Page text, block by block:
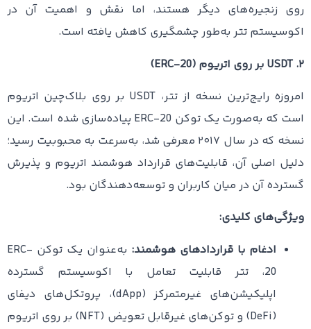
روی زنجیره‌های دیگر هستند، اما نقش و اهمیت آن در
اکوسیستم تتر به‌طور چشمگیری کاهش یافته است.
۲. USDT بر روی اتریوم (ERC-20)
امروزه رایج‌ترین نسخه از تتر، USDT بر روی بلاک‌چین اتریوم
است که به‌صورت یک توکن ERC-20 پیاده‌سازی شده است. این
نسخه که در سال ۲۰۱۷ معرفی شد، به‌سرعت به محبوبیت رسید؛
دلیل اصلی آن، قابلیت‌های قرارداد هوشمند اتریوم و پذیرش
گسترده آن در میان کاربران و توسعه‌دهندگان بود.
ویژگی‌های کلیدی:
ادغام با قراردادهای هوشمند:
به‌عنوان یک توکن ERC-
20، تتر قابلیت تعامل با اکوسیستم گسترده
اپلیکیشن‌های غیرمتمرکز (dApp)، پروتکل‌های دیفای
(DeFi) و توکن‌های غیرقابل تعویض (NFT) بر روی اتریوم